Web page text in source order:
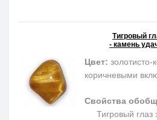
Тигровый
- камень
Цвет:
коричневыми
Свойства
Тигровый глаз